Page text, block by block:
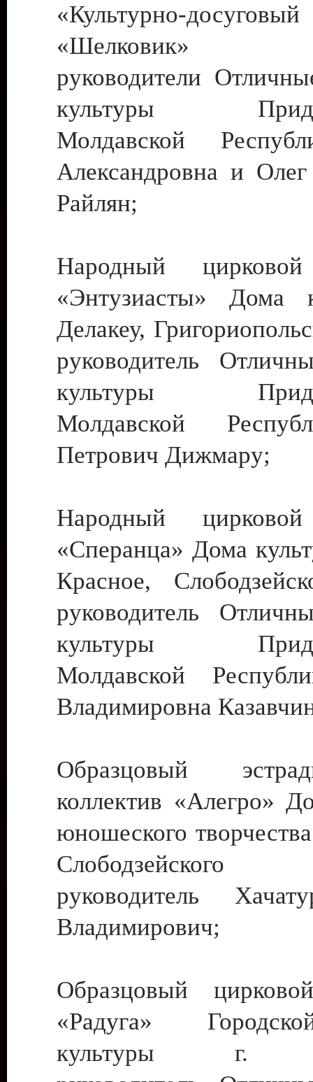
«Культурно-
«Шелковик»
руководители
культуры
Молдавской
Александровна и
Райлян;
Народный цирковой
«Энтузиасты» Дома
Делакеу,
руководитель
культуры
Молдавской
Петрович Дижмару;
Народный цирковой
«Сперанца» Дома
Красное,
руководитель
культуры
Молдавской
Владимировна
Образцовый
коллектив «Алегро»
юношеского
руководитель
Владимирович;
Образцовый
«Радуга»
культуры г.